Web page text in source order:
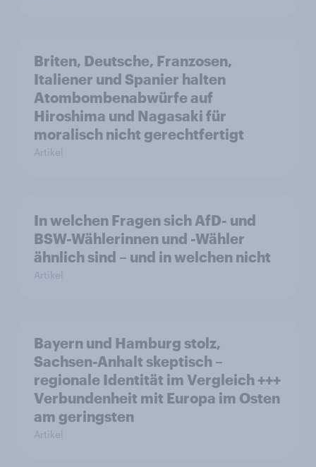
Briten, Deutsche, Franzosen,
Italiener und Spanier halten
Atombombenabwürfe auf
Hiroshima und Nagasaki für
moralisch nicht gerechtfertigt
Artikel
In welchen Fragen sich AfD- und
BSW-Wählerinnen und -Wähler
ähnlich sind – und in welchen nicht
Artikel
Bayern und Hamburg stolz,
Sachsen-Anhalt skeptisch –
regionale Identität im Vergleich +++
Verbundenheit mit Europa im Osten
am geringsten
Artikel